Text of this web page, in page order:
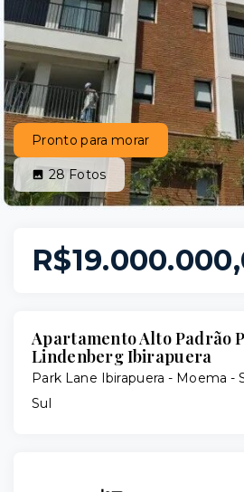
Pronto para morar
28Fotos
Apartamento Alto Padrão
Lindenberg Ibirapuera
Park Lane Ibirapuera - Moema -
Sul